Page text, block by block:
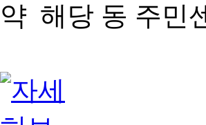
해당 동 주민